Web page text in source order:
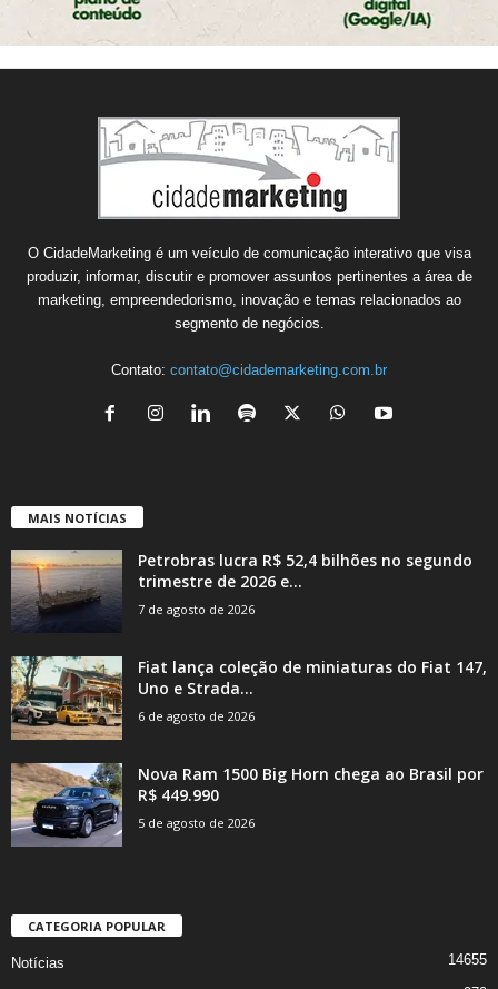
O CidadeMarketing é um veículo de comunicação interativo que visa
produzir, informar, discutir e promover assuntos pertinentes a área de
marketing, empreendedorismo, inovação e temas relacionados ao
segmento de negócios.
Contato: contato@cidademarketing.com.br
MAIS NOTÍCIAS
Petrobras lucra R$ 52,4 bilhões no segundo
trimestre de 2026 e...
7 de agosto de 2026
Fiat lança coleção de miniaturas do Fiat 147,
Uno e Strada...
6 de agosto de 2026
Nova Ram 1500 Big Horn chega ao Brasil por
R$ 449.990
5 de agosto de 2026
CATEGORIA POPULAR
Notícias 14655